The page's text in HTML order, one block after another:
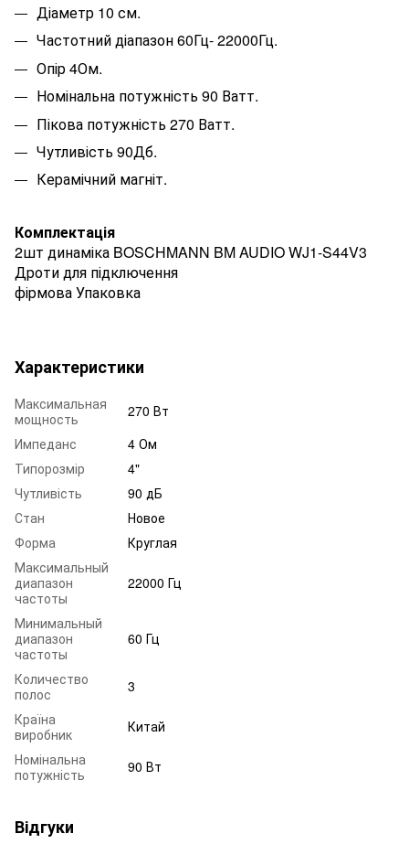
Діаметр 10 см.
Частотний діапазон 60Гц- 22000Гц.
Опір 4Ом.
Номінальна потужність 90 Ватт.
Пікова потужність 270 Ватт.
Чутливість 90Дб.
Керамічний магніт.
Комплектація
2шт динаміка BOSCHMANN BM AUDIO WJ1-S44V3
Дроти для підключення
фірмова Упаковка
Характеристики
Максимальная
мощность
270 Вт
Импеданс
4 Ом
Типорозмір
4"
Чутливість
90 дБ
Стан
Новое
Форма
Круглая
Максимальный
диапазон
частоты
22000 Гц
Минимальный
диапазон
частоты
60 Гц
Количество
полос
3
Країна
виробник
Китай
Номінальна
потужність
90 Вт
Відгуки